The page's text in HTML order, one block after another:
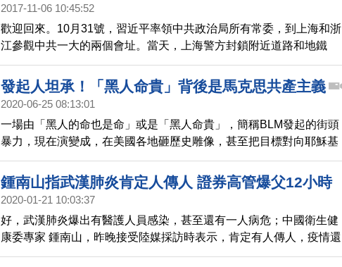
2017-11-06 10:45:52
歡迎回來。10月31號，習近平率領中共政治局所有常委，到上海和浙
江參觀中共一大的兩個會址。當天，上海警方封鎖附近道路和地鐵
站，有訪民遭到警方攔截關押。
發起人坦承！「黑人命貴」背後是馬克思共產主義
2020-06-25 08:13:01
一場由「黑人的命也是命」或是「黑人命貴」，簡稱BLM發起的街頭
暴力，現在演變成，在美國各地砸歷史雕像，甚至把目標對向耶穌基
督像，而「黑人命貴」的背景也被起底，發起人之一的卡洛斯，之前
接受美國媒體採訪時坦言，自己是「受過訓練的馬克思主義者」。
鍾南山指武漢肺炎肯定人傳人 證券高管爆父12小時
轉危重
2020-01-21 10:03:37
好，武漢肺炎爆出有醫護人員感染，甚至還有一人病危；中國衛生健
康委專家 鍾南山，昨晚接受陸媒採訪時表示，肯定有人傳人，疫情還
處於爬坡階段。